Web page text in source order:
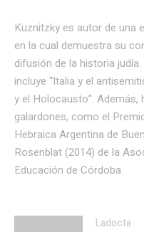
Kuznitzky es autor de una
en la cual demuestra su
difusión de la historia
incluye “Italia y el
y el Holocausto”.
galardones, como el
Hebraica Argentina de
Rosenblat (2014) de la
Educación de Córdoba.
Ladocta